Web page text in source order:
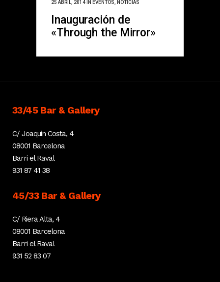
25 ABRIL, 2014 IN EVENTOS NOTICIAS
Inauguración de
«Through the Mirror»
33/45 Bar & Gallery
C/ Joaquin Costa, 4
08001 Barcelona
Barri el Raval
931 87 41 38
45/33 Bar & Gallery
C/ Riera Alta, 4
08001 Barcelona
Barri el Raval
931 52 83 07